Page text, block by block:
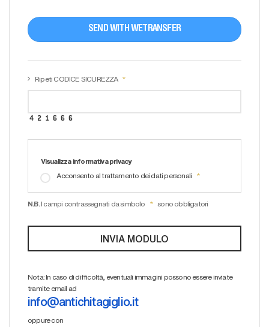
SEND WITH WETRANSFER
Ripeti CODICE SICUREZZA
Visualizza informativa privacy
Acconsento al trattamento dei dati personali
N.B. I campi contrassegnati da simbolo sono obbligatori
Nota: In caso di difficoltà, eventuali immagini possono essere inviate
tramite email ad
info@antichitagiglio.it
oppure con